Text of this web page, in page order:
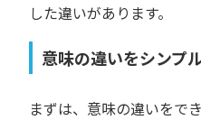
した違いがあります。
意味の違いをシンプ
まずは、意味の違いをで